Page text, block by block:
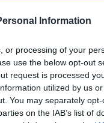
Information
or processing of your
use the below opt-out
request is processed
utilized by us
You may separately
on the IAB’s list of
vagyunk
Minden